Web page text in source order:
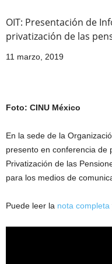
OIT: Presentación de
privatización de las
11 marzo, 2019
Foto: CINU México
En la sede de la
presento en conferencia de
Privatización de las
para los medios de
Puede leer la nota completa